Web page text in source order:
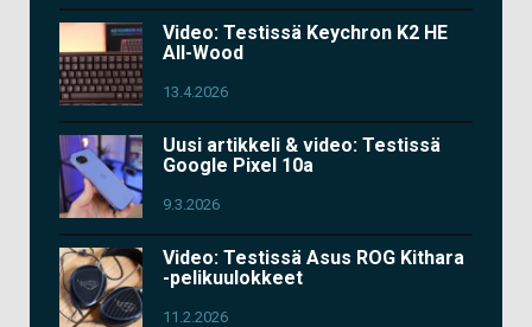
Video: Testissä Keychron K2 HE
All-Wood
13.4.2026
Uusi artikkeli & video: Testissä
Google Pixel 10a
9.3.2026
Video: Testissä Asus ROG Kithara
-pelikuulokkeet
11.2.2026